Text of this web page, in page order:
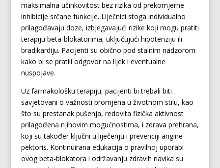
maksimalna učinkovitost bez rizika od prekomjerne
inhibicije srčane funkcije. Liječnici stoga individualno
prilagođavaju doze, izbjegavajući rizike koji mogu pratiti
terapiju beta-blokatorima, uključujući hipotenziju ili
bradikardiju. Pacijenti su obično pod stalnim nadzorom
kako bi se pratili odgovor na lijek i eventualne
nuspojave.
Uz farmakološku terapiju, pacijenti bi trebali biti
savjetovani o važnosti promjena u životnom stilu, kao
što su prestanak pušenja, redovita fizička aktivnost
prilagođena njihovim mogućnostima, i zdrava prehrana,
koji su također ključni u liječenju i prevenciji angine
pektoris. Kontinuirana edukacija o pravilnoj uporabi
ovog beta-blokatora i održavanju zdravih navika su